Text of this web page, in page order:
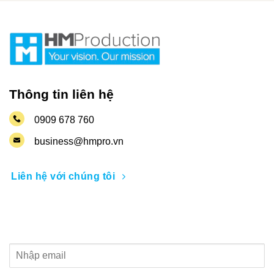
Thông tin liên hệ
0909 678 760
business@hmpro.vn
Liên hệ với chúng tôi